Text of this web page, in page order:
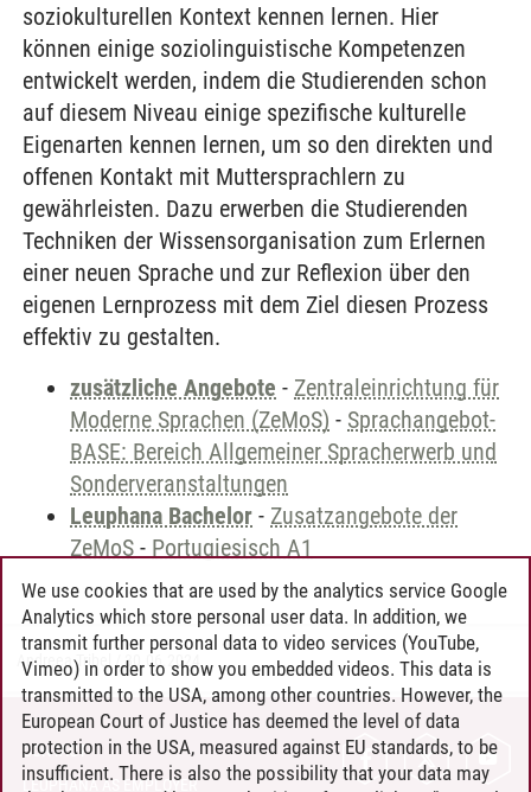
soziokulturellen Kontext kennen lernen. Hier
können einige soziolinguistische Kompetenzen
entwickelt werden, indem die Studierenden schon
auf diesem Niveau einige spezifische kulturelle
Eigenarten kennen lernen, um so den direkten und
offenen Kontakt mit Muttersprachlern zu
gewährleisten. Dazu erwerben die Studierenden
Techniken der Wissensorganisation zum Erlernen
einer neuen Sprache und zur Reflexion über den
eigenen Lernprozess mit dem Ziel diesen Prozess
effektiv zu gestalten.
zusätzliche Angebote - Zentraleinrichtung für
Moderne Sprachen (ZeMoS) - Sprachangebot-
BASE: Bereich Allgemeiner Spracherwerb und
Sonderveranstaltungen
Leuphana Bachelor - Zusatzangebote der
ZeMoS - Portugiesisch A1
Andreea Tribel 30.06.2024
CONTACT
LEUPHANA AS EMPLOYER
We use cookies that are used by the analytics service Google
Analytics which store personal user data. In addition, we
transmit further personal data to video services (YouTube,
Vimeo) in order to show you embedded videos. This data is
transmitted to the USA, among other countries. However, the
European Court of Justice has deemed the level of data
protection in the USA, measured against EU standards, to be
insufficient. There is also the possibility that your data may